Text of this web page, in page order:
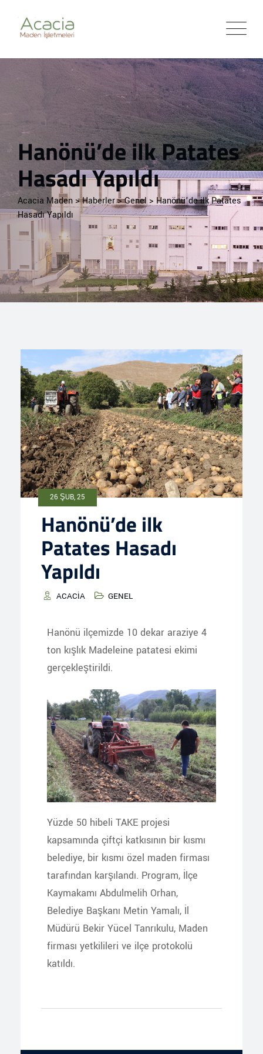
Hanönü’de ilk Patates
Hasadı Yapıldı
Acacia Maden >Haberler>Genel > Hanönü’de ilk Patates
Hasadı Yapıldı
26 ŞUB, 25
Hanönü’de ilk
Patates Hasadı
Yapıldı
ACACIA GENEL
Hanönü ilçemizde 10 dekar araziye 4
ton kışlık Madeleine patatesi ekimi
gerçekleştirildi.
Yüzde 50 hibeli TAKE projesi
kapsamında çiftçi katkısının bir kısmı
belediye, bir kısmı özel maden firması
tarafından karşılandı. Program, İlçe
Kaymakamı Abdulmelih Orhan,
Belediye Başkanı Metin Yamalı, İl
Müdürü Bekir Yücel Tanrıkulu, Maden
firması yetkilileri ve ilçe protokolü
katıldı.